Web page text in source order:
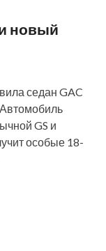
новый
седан GAC
GS и
особые 18-